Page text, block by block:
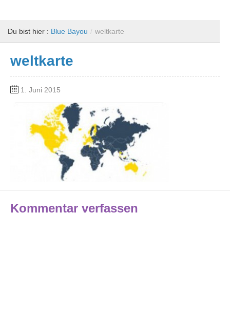
Du bist hier : Blue Bayou / weltkarte
weltkarte
1. Juni 2015
Kommentar verfassen